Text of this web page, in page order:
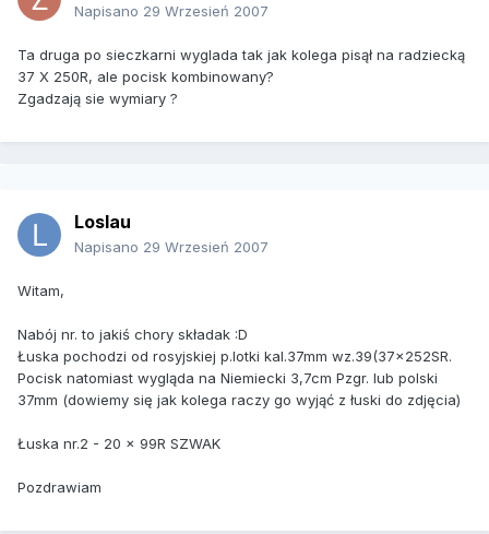
Napisano 29 Wrzesień 2007
Ta druga po sieczkarni wyglada tak jak kolega pisął na radziecką
37 X 250R, ale pocisk kombinowany?
Zgadzają sie wymiary ?
Loslau
Napisano 29 Wrzesień 2007
Witam,
Nabój nr. to jakiś chory składak :D
Łuska pochodzi od rosyjskiej p.lotki kal.37mm wz.39(37x252SR.
Pocisk natomiast wygląda na Niemiecki 3,7cm Pzgr. lub polski
37mm (dowiemy się jak kolega raczy go wyjąć z łuski do zdjęcia)
Łuska nr.2 - 20 x 99R SZWAK
Pozdrawiam